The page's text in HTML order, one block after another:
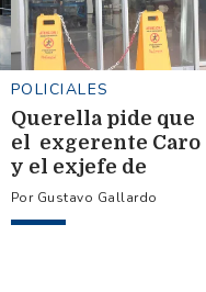
POLICIALES
Querella pide que
el exgerente Caro
y el exjefe de
Ventas Llado sean
inhibidos de
Gustavo Gallardo